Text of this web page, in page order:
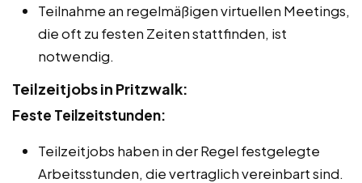
Teilnahme an regelmäßigen virtuellen Meetings,
die oft zu festen Zeiten stattfinden, ist
notwendig.
Teilzeitjobs in Pritzwalk:
Feste Teilzeitstunden:
Teilzeitjobs haben in der Regel festgelegte
Arbeitsstunden, die vertraglich vereinbart sind.